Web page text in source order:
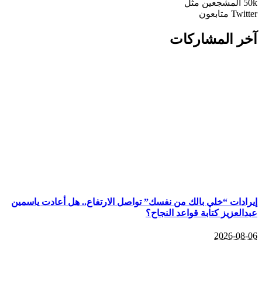
50k المشجعين مثل
Twitter متابعون
آخر المشاركات
إيرادات “خلي بالك من نفسك” تواصل الارتفاع.. هل أعادت ياسمين
عبدالعزيز كتابة قواعد النجاح؟
2026-08-06